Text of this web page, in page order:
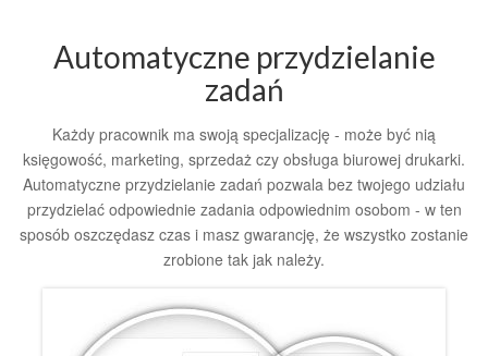
Automatyczne przydzielanie
zadań
Każdy pracownik ma swoją specjalizację - może być nią
księgowość, marketing, sprzedaż czy obsługa biurowej drukarki.
Automatyczne przydzielanie zadań pozwala bez twojego udziału
przydzielać odpowiednie zadania odpowiednim osobom - w ten
sposób oszczędasz czas i masz gwarancję, że wszystko zostanie
zrobione tak jak należy.